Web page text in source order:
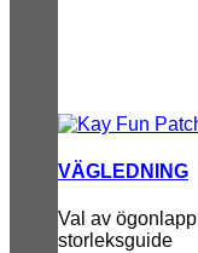
VÄGLEDNING
Val av
storleksguide